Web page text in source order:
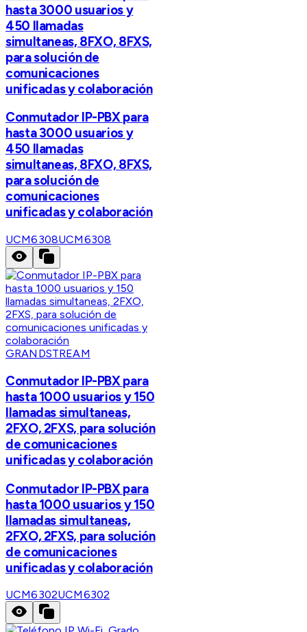
hasta 3000 usuarios y
450 llamadas
simultaneas, 8FXO, 8FXS,
para solución de
comunicaciones
unificadas y colaboración
Conmutador IP-PBX para
hasta 3000 usuarios y
450 llamadas
simultaneas, 8FXO, 8FXS,
para solución de
comunicaciones
unificadas y colaboración
UCM6308UCM6308
GRANDSTREAM
Conmutador IP-PBX para
hasta 1000 usuarios y 150
llamadas simultaneas,
2FXO, 2FXS, para solución
de comunicaciones
unificadas y colaboración
Conmutador IP-PBX para
hasta 1000 usuarios y 150
llamadas simultaneas,
2FXO, 2FXS, para solución
de comunicaciones
unificadas y colaboración
UCM6302UCM6302